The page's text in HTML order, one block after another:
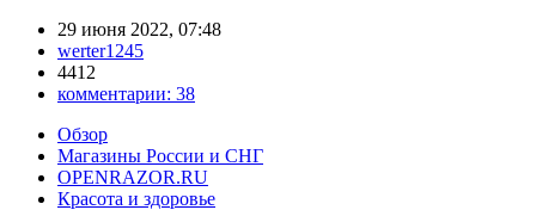
29 июня 2022, 07:48
werter1245
4412
комментарии: 38
Обзор
Магазины России и СНГ
OPENRAZOR.RU
Красота и здоровье